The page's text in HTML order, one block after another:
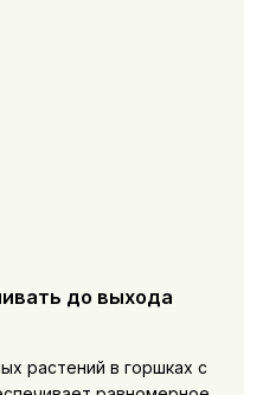
до выхода
растений в горшках с